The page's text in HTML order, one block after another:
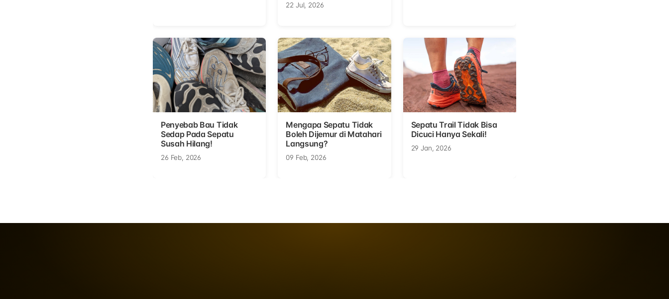
22 Jul, 2026
Penyebab Bau Tidak
Sedap Pada Sepatu
Susah Hilang!
26 Feb, 2026
Mengapa Sepatu Tidak
Boleh Dijemur di Matahari
Langsung?
09 Feb, 2026
Sepatu Trail Tidak Bisa
Dicuci Hanya Sekali!
29 Jan, 2026